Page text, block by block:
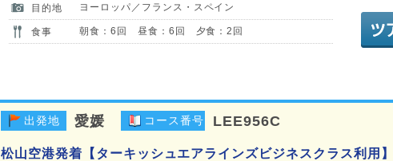
目的地 ヨーロッパ／フランス・スペイン
食事 朝食：6回 昼食：6回 夕食：2回
出発地 愛媛 コース番号 LEE956C
松山空港発着【ターキッシュエアラインズビジネスクラス利用